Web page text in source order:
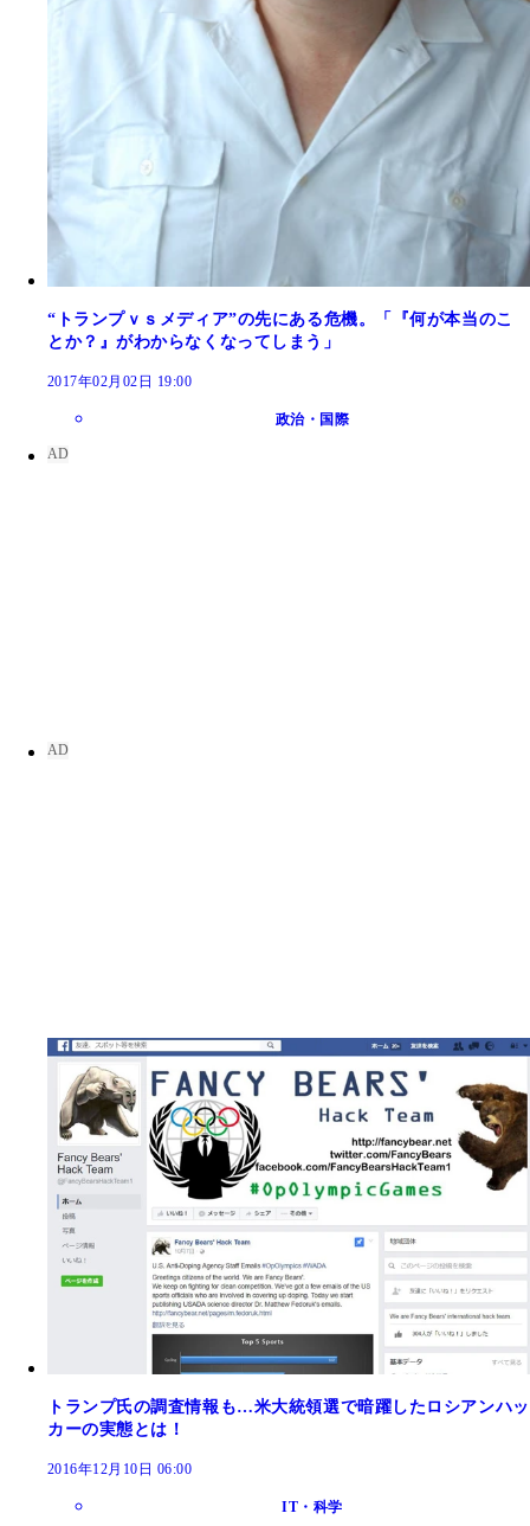
“トランプｖｓメディア”の先にある危機。「『何が本当のこ
とか？』がわからなくなってしまう」
2017年02月02日 19:00
政治・国際
トランプ氏の調査情報も…米大統領選で暗躍したロシアンハッ
カーの実態とは！
2016年12月10日 06:00
IT・科学